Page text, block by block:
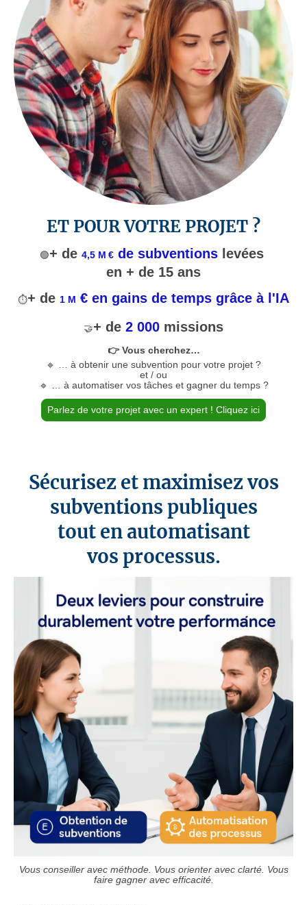
ET POUR VOTRE PROJET ?
🟢+ de 4,5 M €de subventionslevées
en + de 15 ans
⏱️+ de 1 M € en gains de temps grâce à l'IA
🤝+ de 2 000 missions
Parlez de votre projet avec un expert ! Cliquez ici
👉 Vous cherchez…
🔹 … à obtenir une subvention pour votre projet ?
et / ou
🔹 … à automatiser vos tâches et gagner du temps ?
Sécurisez et maximisez vos
subventions publiques
tout en automatisant
vos processus.
Vous conseiller avec méthode. Vous orienter avec clarté. Vous
faire gagner avec efficacité.